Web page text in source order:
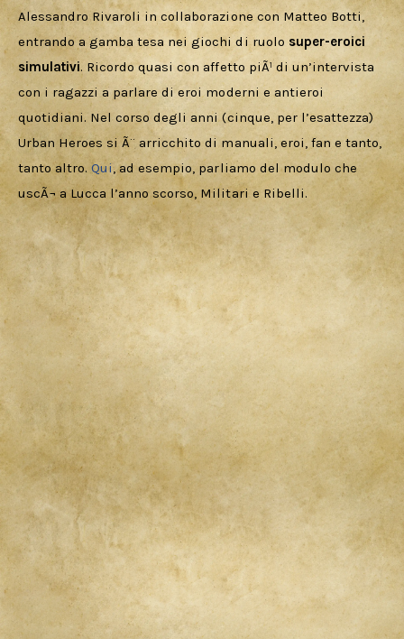
Alessandro Rivaroli in collaborazione con Matteo Botti,
entrando a gamba tesa nei giochi di ruolo super-eroici
simulativi. Ricordo quasi con affetto piÃ¹ di un’intervista
con i ragazzi a parlare di eroi moderni e antieroi
quotidiani. Nel corso degli anni (cinque, per l’esattezza)
Urban Heroes si Ã¨ arricchito di manuali, eroi, fan e tanto,
tanto altro. Qui, ad esempio, parliamo del modulo che
uscÃ¬ a Lucca l’anno scorso, Militari e Ribelli.